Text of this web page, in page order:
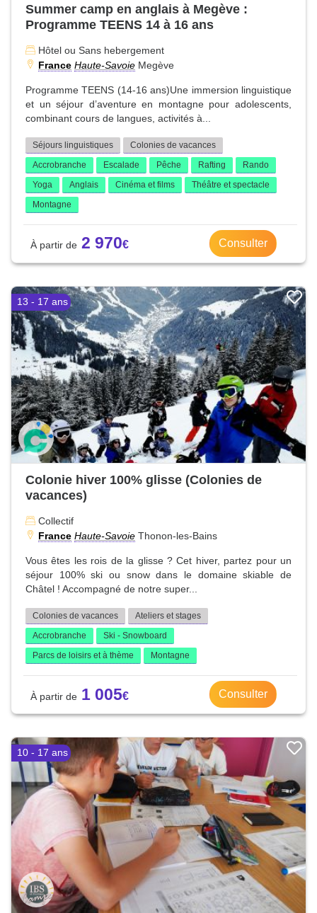
Summer camp en anglais à Megève :
Programme TEENS 14 à 16 ans
Hôtel ou Sans hebergement
France Haute-Savoie Megève
Programme TEENS (14-16 ans)Une immersion linguistique
et un séjour d’aventure en montagne pour adolescents,
combinant cours de langues, activités à...
Séjours linguistiques
Colonies de vacances
Accrobranche
Escalade Pêche Rafting
Rando
Yoga
Anglais Cinéma et films
Théâtre et spectacle
Montagne
2 970 Consulter
13 - 17 ans
Colonie hiver 100% glisse (Colonies de
vacances)
Collectif
France Haute-Savoie Thonon-les-Bains
Vous êtes les rois de la glisse ? Cet hiver, partez pour un
séjour 100% ski ou snow dans le domaine skiable de
Châtel ! Accompagné de notre super...
Colonies de vacances
Ateliers et stages
Accrobranche
Ski - Snowboard
Parcs de loisirs et à thème
Montagne
1 005 Consulter
10 - 17 ans